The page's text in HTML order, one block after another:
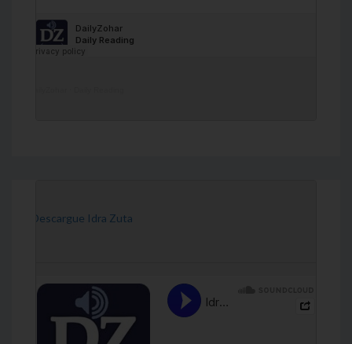
[Descargue Idra Zuta